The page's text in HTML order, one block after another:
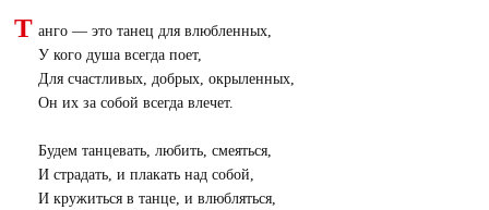
Т анго — это танец для влюбленных,
У кого душа всегда поет,
Для счастливых, добрых, окрыленных,
Он их за собой всегда влечет.
Будем танцевать, любить, смеяться,
И страдать, и плакать над собой,
И кружиться в танце, и влюбляться,